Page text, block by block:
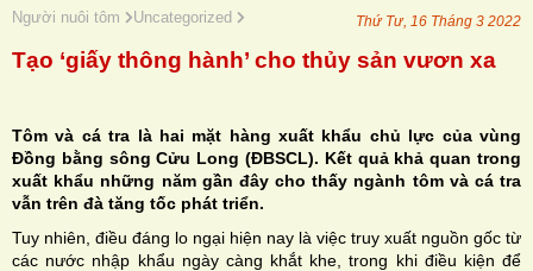
Người nuôi tôm Uncategorized Thứ Tư, 16 Tháng 3 2022
Tạo ‘giấy thông hành’ cho thủy sản vươn xa
Tôm và cá tra là hai mặt hàng xuất khẩu chủ lực của vùng
Đồng bằng sông Cửu Long (ĐBSCL). Kết quả khả quan trong
xuất khẩu những năm gần đây cho thấy ngành tôm và cá tra
vẫn trên đà tăng tốc phát triển.
Tuy nhiên, điều đáng lo ngại hiện nay là việc truy xuất nguồn gốc từ
các nước nhập khẩu ngày càng khắt khe, trong khi điều kiện để